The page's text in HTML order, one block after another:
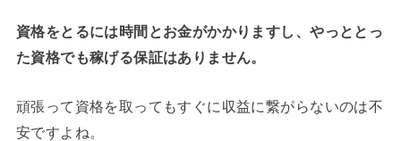
資格をとるには時間とお金がかかりますし、やっととっ
た資格でも稼げる保証はありません。
頑張って資格を取ってもすぐに収益に繋がらないのは不
安ですよね。